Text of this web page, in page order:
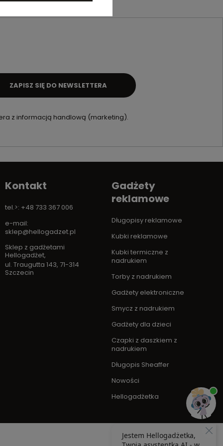
z informacją handlową (marketing).
ZAPISZ SIĘ DO NEWSLETTERA
Kontakt
tel.>: +48 733 367 006
e-mail:
sklep@hellogadzet.pl
Sklep z gadżetami
Hellogadżet,
ul. Traugutta 143, 71-314
Szczecin
Gadżety
reklamowe
Długopisy reklamowe
Kubki reklamowe
Kubki termiczne z
nadrukiem
Torby z nadrukiem
Gadżety elektroniczne
Smycz z nadrukiem
Gadżety dla dzieci
Czapki z daszkiem z
nadrukiem
Długopis Sheaffer
Nowości
Hellogadżetka